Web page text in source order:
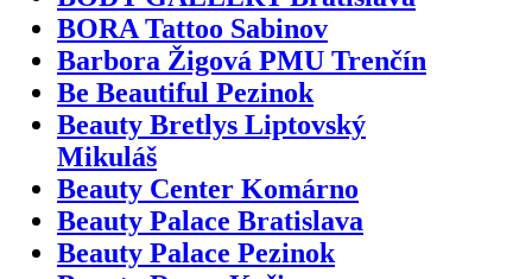
BORA Tattoo Sabinov
Barbora Žigová PMU Trenčín
Be Beautiful Pezinok
Beauty Bretlys Liptovský
Mikuláš
Beauty Center Komárno
Beauty Palace Bratislava
Beauty Palace Pezinok